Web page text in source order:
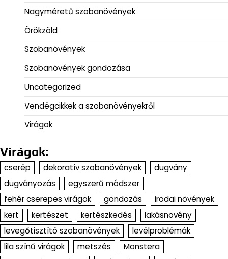
Nagyméretű szobanövények
Örökzöld
Szobanövények
Szobanövények gondozása
Uncategorized
Vendégcikkek a szobanövényekről
Virágok
Virágok:
cserép dekoratív szobanövények
dugvány
dugványozás
egyszerű módszer
fehér cserepes virágok
gondozás
irodai növények
kert
kertészet kertészkedés
lakásnövény
levegőtisztító szobanövények
levélproblémák
lila színű virágok
metszés
Monstera